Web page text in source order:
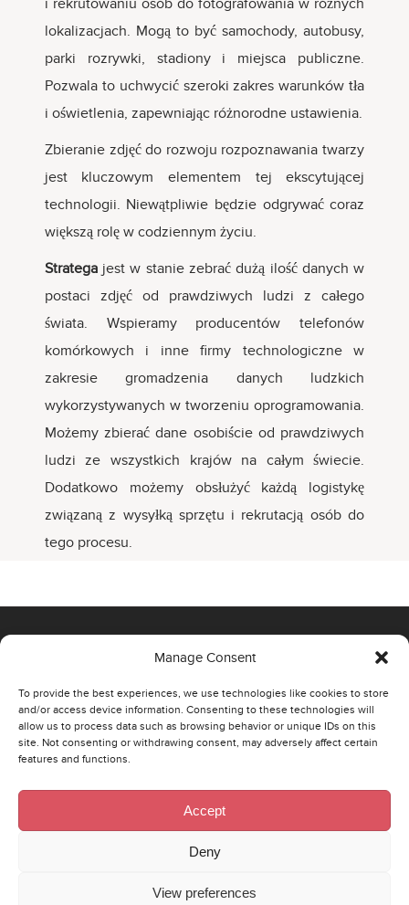
Manage Consent
To provide the best experiences, we use technologies like cookies to store
and/or access device information. Consenting to these technologies will
allow us to process data such as browsing behavior or unique IDs on this
site. Not consenting or withdrawing consent, may adversely affect certain
features and functions.
Accept
Deny
View preferences
i rekrutowaniu osób do fotografowania w różnych
lokalizacjach. Mogą to być samochody, autobusy,
parki rozrywki, stadiony i miejsca publiczne.
Pozwala to uchwycić szeroki zakres warunków tła
i oświetlenia, zapewniając różnorodne ustawienia.
Zbieranie zdjęć do rozwoju rozpoznawania twarzy
jest kluczowym elementem tej ekscytującej
technologii. Niewątpliwie będzie odgrywać coraz
większą rolę w codziennym życiu.
Strategajest w stanie zebrać dużą ilość danych w
postaci zdjęć od prawdziwych ludzi z całego
świata. Wspieramy producentów telefonów
komórkowych i inne firmy technologiczne w
zakresie gromadzenia danych ludzkich
wykorzystywanych w tworzeniu oprogramowania.
Możemy zbierać dane osobiście od prawdziwych
ludzi ze wszystkich krajów na całym świecie.
Dodatkowo możemy obsłużyć każdą logistykę
związaną z wysyłką sprzętu i rekrutacją osób do
tego procesu.
00-807 Warszawa,
Al. Jerozolimskie 96
Email: